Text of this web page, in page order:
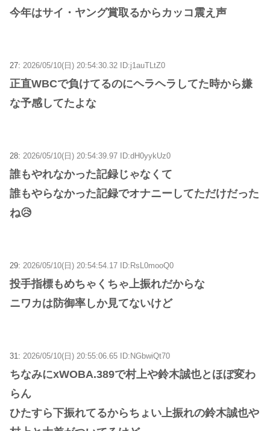
今年はサイ・ヤング賞取るからカッコ震え声
27: 2026/05/10(日) 20:54:30.32 ID:j1auTLtZ0
正直WBCで負けてるのにヘラヘラしてた時から嫌
な予感してたよな
28: 2026/05/10(日) 20:54:39.97 ID:dH0yykUz0
誰もやれなかった記録じゃなくて
誰もやらなかった記録でオナニーしてただけだった
ね😥
29: 2026/05/10(日) 20:54:54.17 ID:RsL0mooQ0
投手指標もめちゃくちゃ上振れだからな
ニワカは防御率しか見てないけど
31: 2026/05/10(日) 20:55:06.65 ID:NGbwiQt70
ちなみにxWOBA.389で村上や鈴木誠也とほぼ変わ
らん
ひたすら下振れてるからちょい上振れの鈴木誠也や